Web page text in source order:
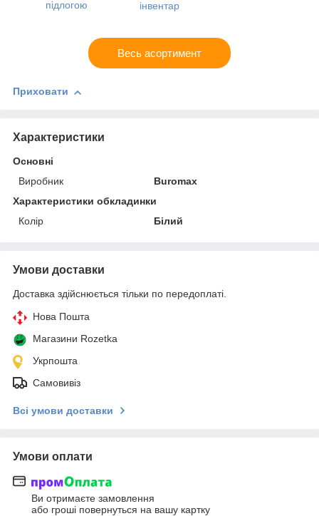
підлогою інвентар
Весь асортимент
Приховати
Характеристики
Основні
Виробник
Buromax
Характеристики обкладинки
Колір
Білий
Умови доставки
Доставка здійснюється тільки по передоплаті.
Нова Пошта
Магазини Rozetka
Укрпошта
Самовивіз
Всі умови доставки
Умови оплати
Ви отримаєте замовлення
або гроші повернуться на вашу картку